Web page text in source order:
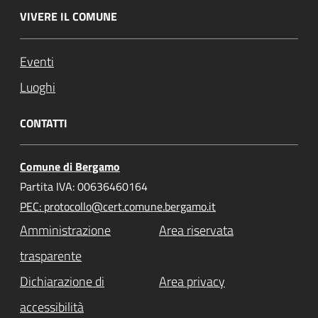
VIVERE IL COMUNE
Eventi
Luoghi
CONTATTI
Comune di Bergamo
Partita IVA: 00636460164
PEC: protocollo@cert.comune.bergamo.it
Amministrazione
trasparente
Area riservata
Dichiarazione di
accessibilità
Area privacy